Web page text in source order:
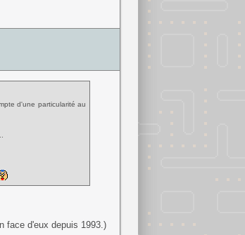
d'une particularité au
face d'eux depuis 1993.)